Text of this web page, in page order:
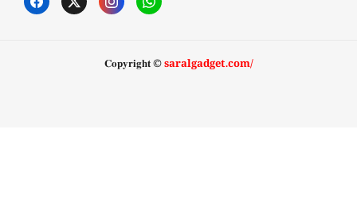
𝐂𝐨𝐩𝐲𝐫𝐢𝐠𝐡𝐭 ©saralgadget.com/